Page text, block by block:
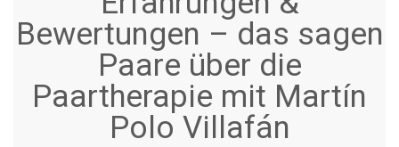
Bewertungen – das sagen
Paare über die
Paartherapie mit Martín
Polo Villafán